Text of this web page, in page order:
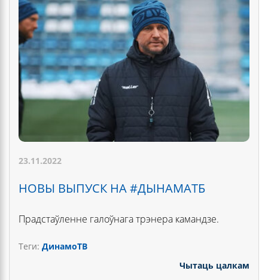
23.11.2022
НОВЫ ВЫПУСК НА #ДЫНАМАТБ
Прадстаўленне галоўнага трэнера камандзе.
Теги: ДинамоТВ
Чытаць цалкам